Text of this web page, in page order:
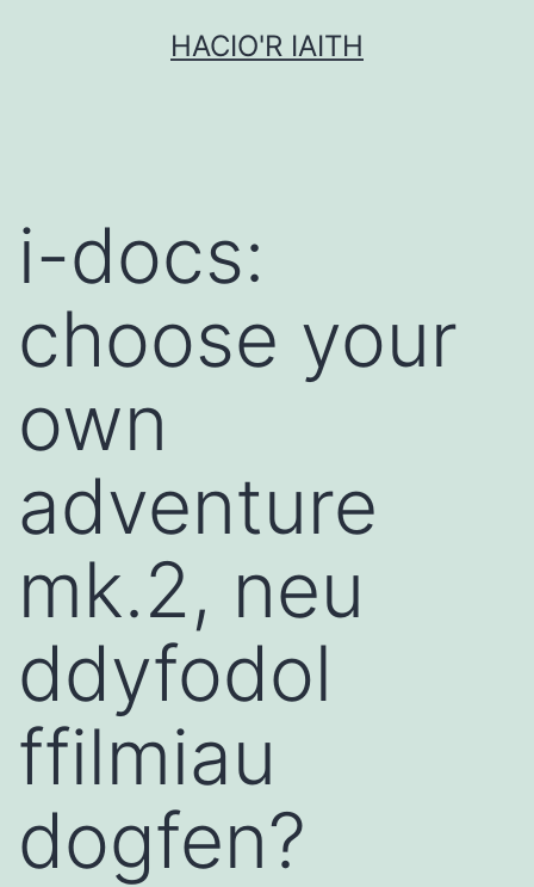
HACIO'R IAITH
i-docs:
choose your
own
adventure
mk.2, neu
ddyfodol
ffilmiau
dogfen?